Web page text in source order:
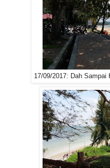
17/09/2017: Dah Sampai